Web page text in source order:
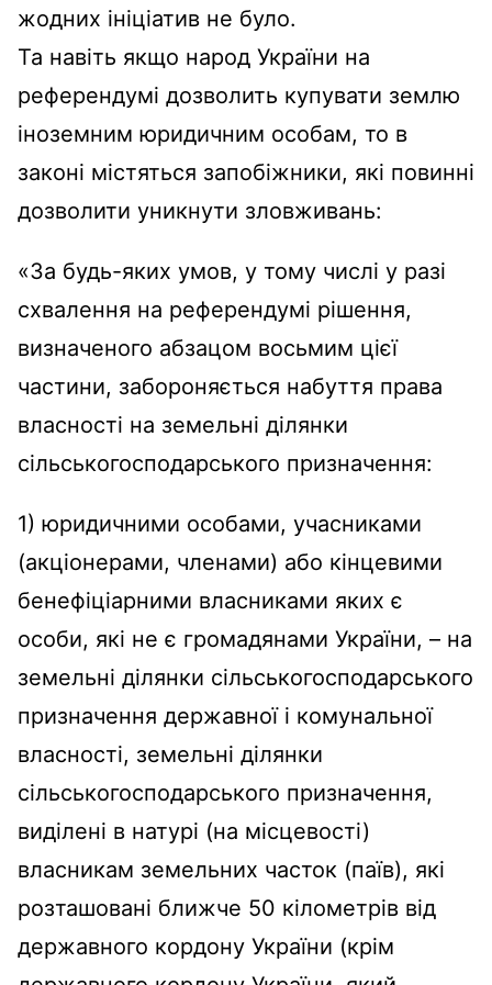
жодних ініціатив не було.
Та навіть якщо народ України на
референдумі дозволить купувати землю
іноземним юридичним особам, то в
законі містяться запобіжники, які повинні
дозволити уникнути зловживань:
«За будь-яких умов, у тому числі у разі
схвалення на референдумі рішення,
визначеного абзацом восьмим цієї
частини, забороняється набуття права
власності на земельні ділянки
сільськогосподарського призначення:
1) юридичними особами, учасниками
(акціонерами, членами) або кінцевими
бенефіціарними власниками яких є
особи, які не є громадянами України, – на
земельні ділянки сільськогосподарського
призначення державної і комунальної
власності, земельні ділянки
сільськогосподарського призначення,
виділені в натурі (на місцевості)
власникам земельних часток (паїв), які
розташовані ближче 50 кілометрів від
державного кордону України (крім